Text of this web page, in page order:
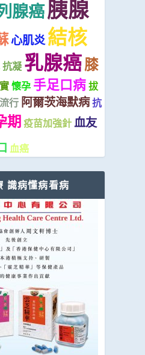
腺癌胰腺
心肌炎結核
抗凝 乳腺癌膝
懷孕 手足口病拔
行 阿爾茨海默病抗
期 疫苗加強針血友
血癌
識病懂病看病